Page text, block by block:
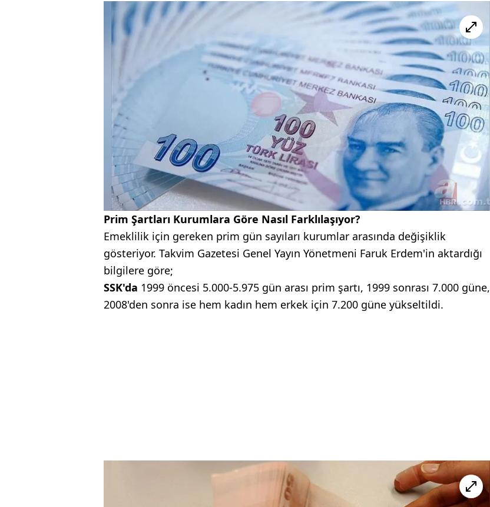
Prim Şartları Kurumlara Göre Nasıl Farklılaşıyor?
Emeklilik için gereken prim gün sayıları kurumlar arasında değişiklik
gösteriyor. Takvim Gazetesi Genel Yayın Yönetmeni Faruk Erdem'in aktardığı
bilgilere göre;
SSK'da 1999 öncesi 5.000-5.975 gün arası prim şartı, 1999 sonrası 7.000 güne,
2008'den sonra ise hem kadın hem erkek için 7.200 güne yükseltildi.